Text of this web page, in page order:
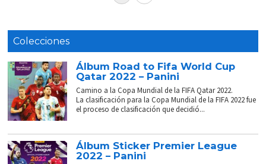
Colecciones
Álbum Road to Fifa World Cup
Qatar 2022 – Panini
Camino a la Copa Mundial de la FIFA Qatar 2022.
La clasificación para la Copa Mundial de la FIFA 2022 fue
el proceso de clasificación que decidió...
Álbum Sticker Premier League
2022 – Panini